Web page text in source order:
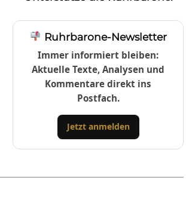
Ruhrbarone-Newsletter
Immer informiert bleiben:
Aktuelle Texte, Analysen und
Kommentare direkt ins
Postfach.
Jetzt anmelden